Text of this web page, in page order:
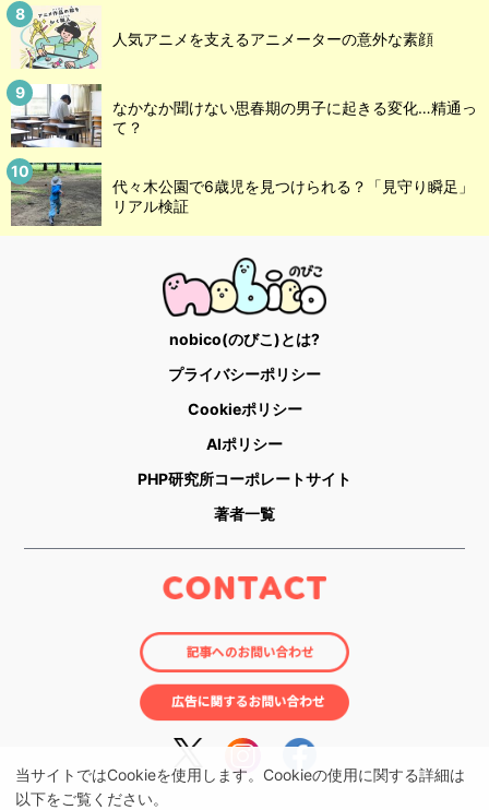
当サイトではCookieを使用します。Cookieの使用に関する詳細は
以下をご覧ください。
人気アニメを支えるアニメーターの意外な素顔
なかなか聞けない思春期の男子に起きる変化…精通っ
て？
代々木公園で6歳児を見つけられる？「見守り瞬足」
リアル検証
nobico(のびこ)とは?
プライバシーポリシー
Cookieポリシー
AIポリシー
PHP研究所コーポレートサイト
著者一覧